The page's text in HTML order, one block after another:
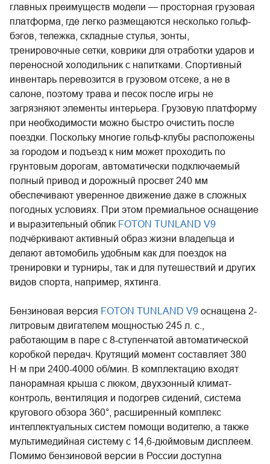
главных преимуществ модели — просторная грузовая
платформа, где легко размещаются несколько гольф-
бэгов, тележка, складные стулья, зонты,
тренировочные сетки, коврики для отработки ударов и
переносной холодильник с напитками. Спортивный
инвентарь перевозится в грузовом отсеке, а не в
салоне, поэтому трава и песок после игры не
загрязняют элементы интерьера. Грузовую платформу
при необходимости можно быстро очистить после
поездки. Поскольку многие гольф-клубы расположены
за городом и подъезд к ним может проходить по
грунтовым дорогам, автоматически подключаемый
полный привод и дорожный просвет 240 мм
обеспечивают уверенное движение даже в сложных
погодных условиях. При этом премиальное оснащение
и выразительный облик FOTON TUNLAND V9
подчёркивают активный образ жизни владельца и
делают автомобиль удобным как для поездок на
тренировки и турниры, так и для путешествий и других
видов спорта, например, яхтинга.
Бензиновая версия FOTON TUNLAND V9 оснащена 2-
литровым двигателем мощностью 245 л. с.,
работающим в паре с 8-ступенчатой автоматической
коробкой передач. Крутящий момент составляет 380
Н·м при 2400-4000 об/мин. В комплектацию входят
панорамная крыша с люком, двухзонный климат-
контроль, вентиляция и подогрев сидений, система
кругового обзора 360°, расширенный комплекс
интеллектуальных систем помощи водителю, а также
мультимедийная систему с 14,6-дюймовым дисплеем.
Помимо бензиновой версии в России доступна